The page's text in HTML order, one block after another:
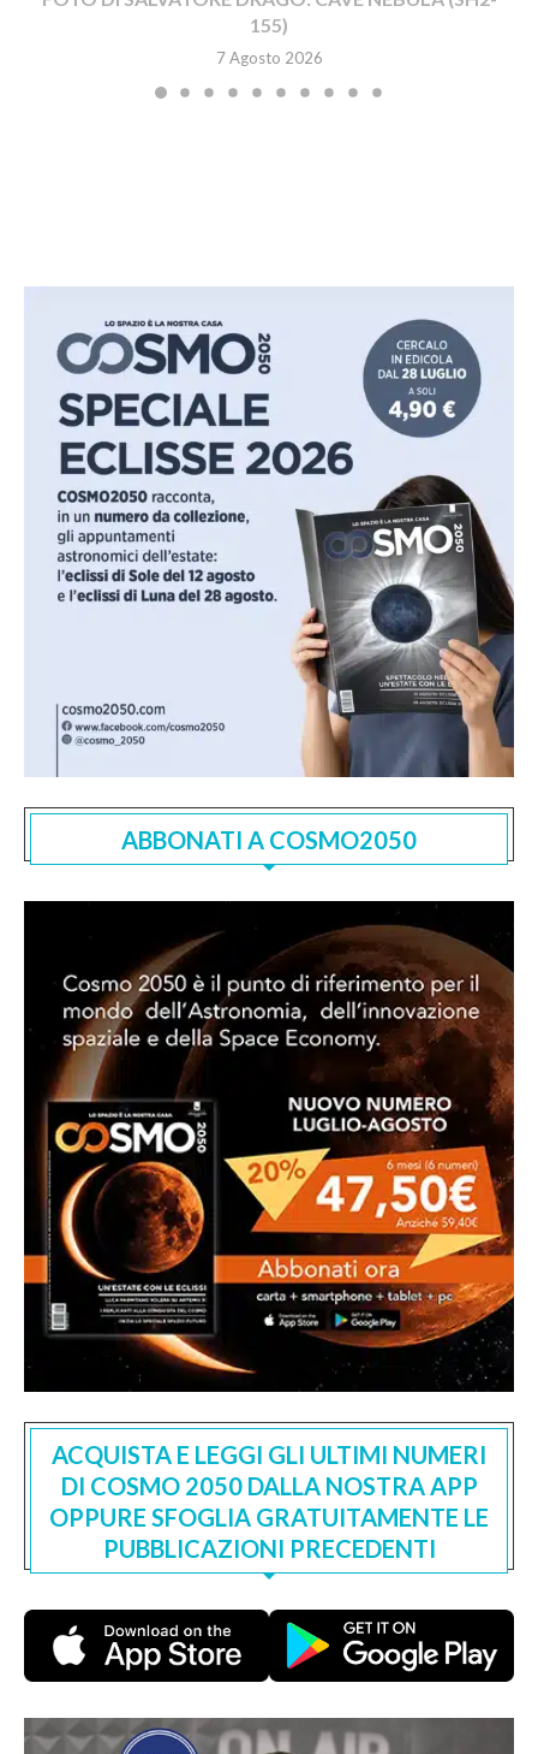
155)
7 Agosto 2026
ABBONATI A COSMO2050
ACQUISTA E LEGGI GLI ULTIMI NUMERI
DI COSMO 2050 DALLA NOSTRA APP
OPPURE SFOGLIA GRATUITAMENTE LE
PUBBLICAZIONI PRECEDENTI